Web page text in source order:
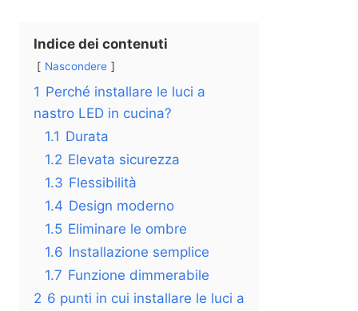
Indice dei contenuti
Nascondere
1 Perché installare le luci a
nastro LED in cucina?
1.1 Durata
1.2 Elevata sicurezza
1.3 Flessibilità
1.4 Design moderno
1.5 Eliminare le ombre
1.6 Installazione semplice
1.7 Funzione dimmerabile
2 6 punti in cui installare le luci a